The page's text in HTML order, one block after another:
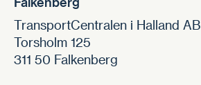
TransportCentralen i Halland AB
Torsholm 125
311 50 Falkenberg